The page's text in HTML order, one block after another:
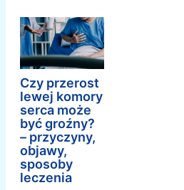
Czy przerost
lewej komory
serca może
być groźny?
– przyczyny,
objawy,
sposoby
leczenia